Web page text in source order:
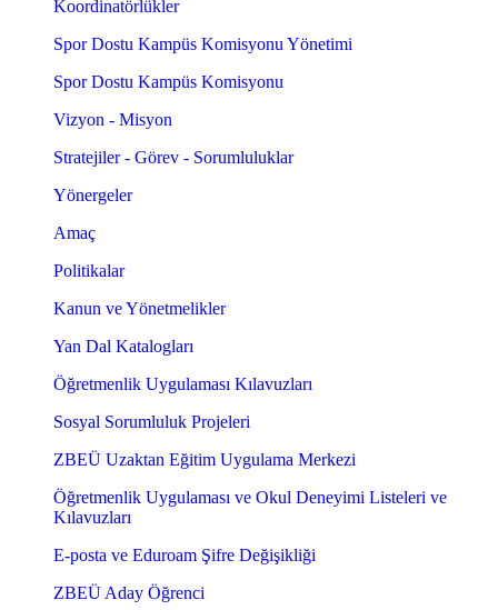
Koordinatörlükler
Spor Dostu Kampüs Komisyonu Yönetimi
Spor Dostu Kampüs Komisyonu
Vizyon - Misyon
Stratejiler - Görev - Sorumluluklar
Yönergeler
Amaç
Politikalar
Kanun ve Yönetmelikler
Yan Dal Katalogları
Öğretmenlik Uygulaması Kılavuzları
Sosyal Sorumluluk Projeleri
ZBEÜ Uzaktan Eğitim Uygulama Merkezi
Öğretmenlik Uygulaması ve Okul Deneyimi Listeleri ve
Kılavuzları
E-posta ve Eduroam Şifre Değişikliği
ZBEÜ Aday Öğrenci